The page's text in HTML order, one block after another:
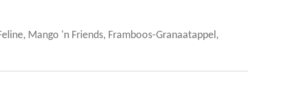
Mango 'n Friends, Framboos-Granaatappel,